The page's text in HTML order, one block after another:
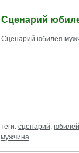
Сценарий
Сценарий юбилея
теги: сценарий, юбилей
мужчина